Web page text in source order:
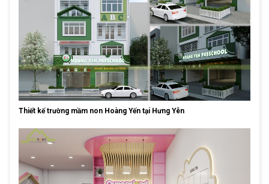
Thiết kế trường mầm non Hoàng Yến tại Hưng Yên